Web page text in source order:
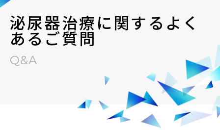
泌尿器治療に関するよく
あるご質問
Q&A